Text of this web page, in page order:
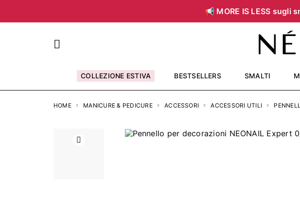
📢 MORE IS LESS sugli
COLLEZIONE ESTIVA BESTSELLERS SMALTI
HOME MANICURE & PEDICURE ACCESSORI ACCESSORI UTILI
Precedente